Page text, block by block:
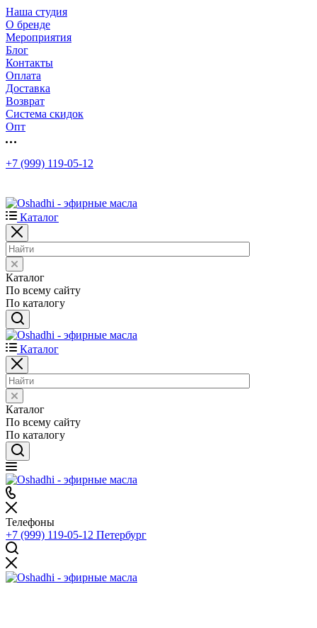
Наша студия
О бренде
Мероприятия
Блог
Контакты
Оплата
Доставка
Возврат
Система скидок
Опт
+7 (999) 119-05-12
Каталог
Каталог
По всему сайту
По каталогу
Каталог
Каталог
По всему сайту
По каталогу
Телефоны
+7 (999) 119-05-12 Петербург